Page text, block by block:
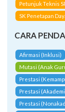
Petunjuk Teknis
SK Penetapan
CARA
Afirmasi (Inklusi)
Mutasi (Anak
Prestasi
Prestasi
Prestasi